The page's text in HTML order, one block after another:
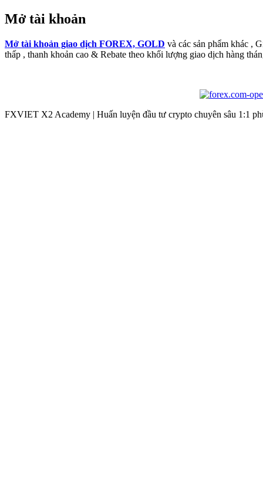
Mở tài khoản
Mở tài khoản giao dịch FOREX, GOLD và các sản phẩm khác ,
thấp , thanh khoản cao & Rebate theo khối lượng giao dịch hàng
FXVIET X2 Academy | Huấn luyện đầu tư crypto chuyên sâu 1:1